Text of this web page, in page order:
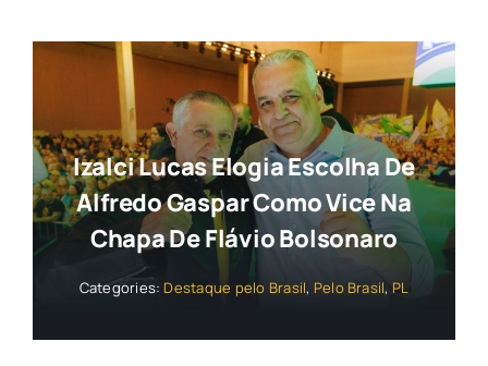
Izalci Lucas Elogia Escolha De
Alfredo Gaspar Como Vice Na
Chapa De Flávio Bolsonaro
Categories: Destaque pelo Brasil, Pelo Brasil, PL